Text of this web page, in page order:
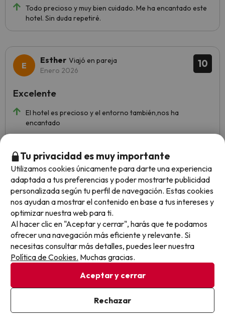
Todo precioso y muy bien cuidado. Me ha encantado este
hotel. Sin duda repetiré.
10
Esther Viajó en pareja
Enero 2026
El hotel es precioso y el entorno también,nos ha
encantado
Excelente
Nerea Viajó en pareja
Tu privacidad es muy importante
Utilizamos cookies únicamente para darte una experiencia
adaptada a tus preferencias y poder mostrarte publicidad
personalizada según tu perfil de navegación. Estas cookies
nos ayudan a mostrar el contenido en base a tus intereses y
optimizar nuestra web para ti.
Al hacer clic en "Aceptar y cerrar", harás que te podamos
ofrecer una navegación más eficiente y relevante. Si
necesitas consultar más detalles, puedes leer nuestra
Política de Cookies. Muchas gracias.
Aceptar y cerrar
Rechazar